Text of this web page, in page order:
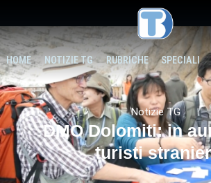
HOME NOTIZIE TG RUBRICHE SPECIALI
Notizie TG
DMO Dolomiti: in
turisti